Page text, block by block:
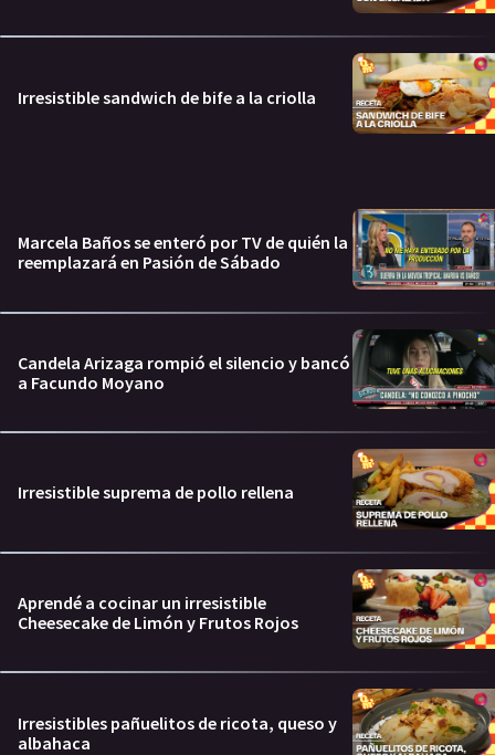
Irresistible sandwich de bife a la criolla
Marcela Baños se enteró por TV de quién la
reemplazará en Pasión de Sábado
Candela Arizaga rompió el silencio y bancó
a Facundo Moyano
Irresistible suprema de pollo rellena
Aprendé a cocinar un irresistible
Cheesecake de Limón y Frutos Rojos
Irresistibles pañuelitos de ricota, queso y
albahaca